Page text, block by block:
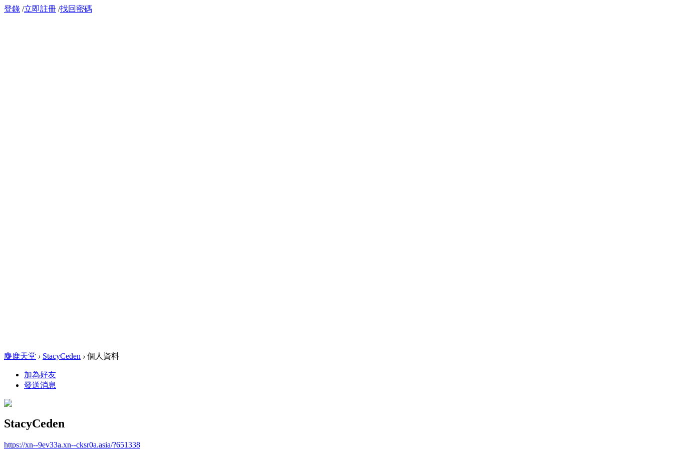
登錄 /立即註冊 /找回密碼
麋鹿天堂 › StacyCeden › 個人資料
加為好友
發送消息
StacyCeden
https://xn--9ev33a.xn--cksr0a.asia/?651338